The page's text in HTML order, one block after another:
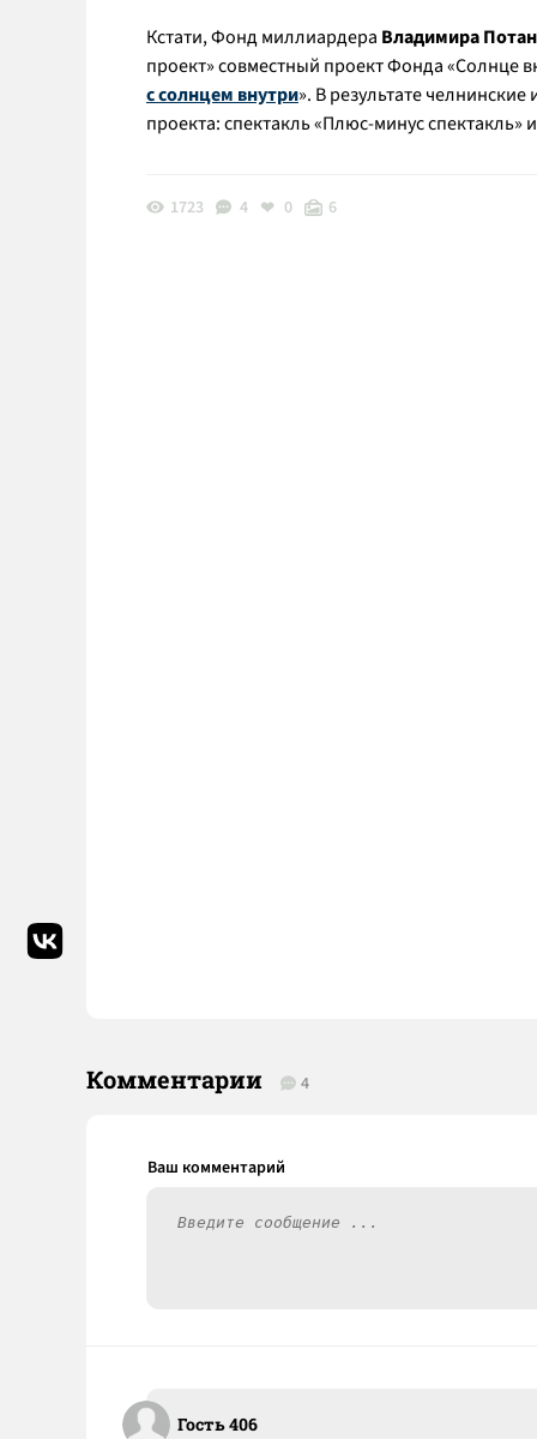
Кстати, Фонд миллиардера Владимира
проект» совместный проект Фонда «Солнце
с солнцем внутри». В результате
проекта: спектакль «Плюс-минус спектакль»
1723 4 0 6
Комментарии 4
Гость 406